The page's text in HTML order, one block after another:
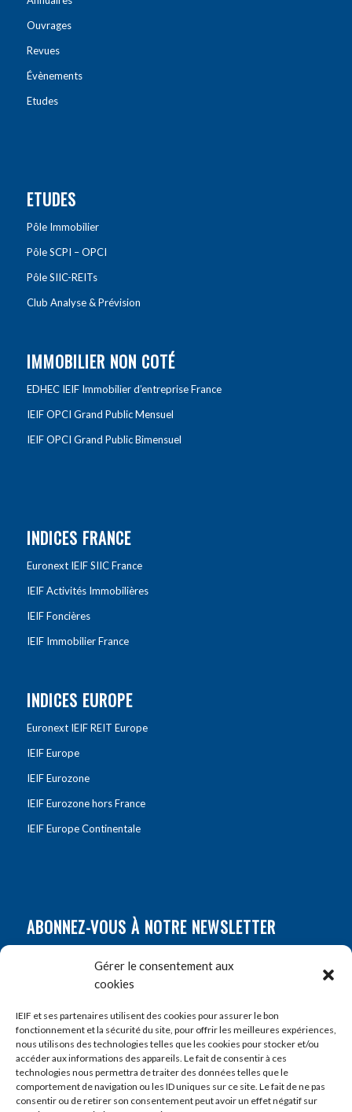
Gérer le consentement aux
cookies
IEIF et ses partenaires utilisent des cookies pour assurer le bon
fonctionnement et la sécurité du site, pour offrir les meilleures expériences,
nous utilisons des technologies telles que les cookies pour stocker et/ou
accéder aux informations des appareils. Le fait de consentir à ces
technologies nous permettra de traiter des données telles que le
comportement de navigation ou les ID uniques sur ce site. Le fait de ne pas
consentir ou de retirer son consentement peut avoir un effet négatif sur
Ouvrages
Revues
Évènements
Etudes
ETUDES
Pôle Immobilier
Pôle SCPI – OPCI
Pôle SIIC-REITs
Club Analyse & Prévision
IMMOBILIER NON COTÉ
EDHEC IEIF Immobilier d’entreprise France
IEIF OPCI Grand Public Mensuel
IEIF OPCI Grand Public Bimensuel
INDICES FRANCE
Euronext IEIF SIIC France
IEIF Activités Immobilières
IEIF Foncières
IEIF Immobilier France
INDICES EUROPE
Euronext IEIF REIT Europe
IEIF Europe
IEIF Eurozone
IEIF Eurozone hors France
IEIF Europe Continentale
ABONNEZ-VOUS À NOTRE NEWSLETTER
Prénom*
E-mail*